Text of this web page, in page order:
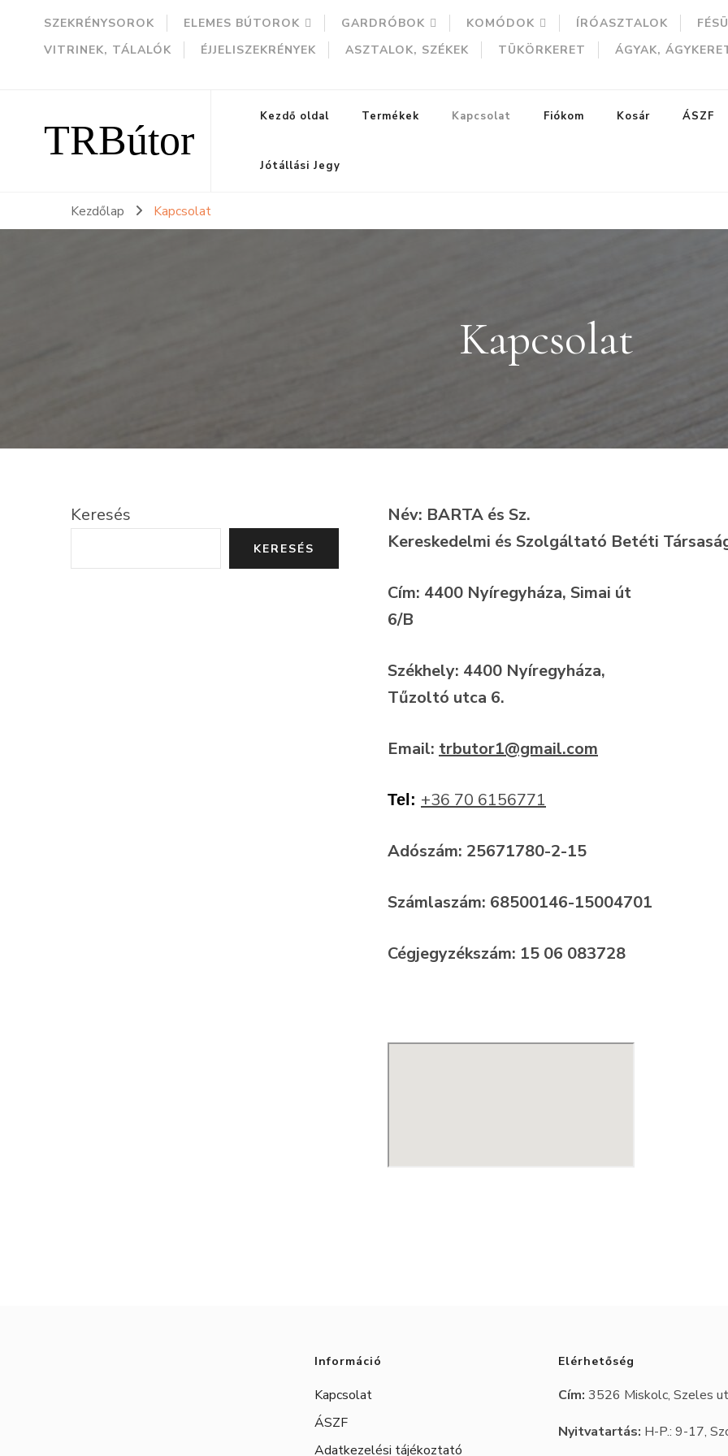
SZEKRÉNYSOROK ELEMES BÚTOROK GARDRÓBOK KOMÓDOK ÍRÓASZTALOK
VITRINEK, TÁLALÓK
ÉJJELISZEKRÉNYEK ASZTALOK, SZÉKEK TÜKÖRKERET ÁGYAK,
TRBútor Kezdő oldal Termékek Kapcsolat Fiókom Kosár ÁSZF
Jótállási Jegy
Kezdőlap Kapcsolat
Kapcsolat
Név: BARTA és Sz.
Kereskedelmi és Szolgáltató Betéti
Cím: 4400 Nyíregyháza, Simai út
6/B
Székhely: 4400 Nyíregyháza,
Tűzoltó utca 6.
Email: trbutor1@gmail.com
Tel: +36 70 6156771
Adószám: 25671780-2-15
Számlaszám: 68500146-15004701
Cégjegyzékszám: 15 06 083728
Keresés
KERESÉS
Információ
Kapcsolat
ÁSZF
Adatkezelési tájékoztató
Elérhetőség
Cím:3526 Miskolc, Szeles
Nyitvatartás: H-P.: 9-17,